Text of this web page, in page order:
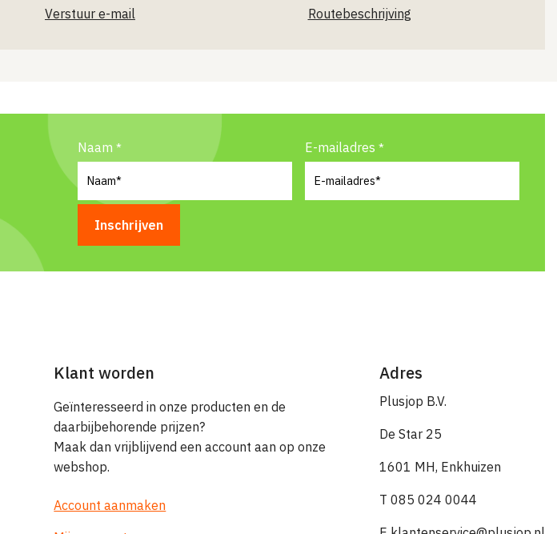
Verstuur e-mail Routebeschrijving
Naam E-mailadres
Klant worden
Geïnteresseerd in onze producten en de
daarbijbehorende prijzen?
Maak dan vrijblijvend een account aan op onze
webshop.
Account aanmaken
Adres
Plusjop B.V.
De Star 25
1601 MH, Enkhuizen
T 085 024 0044